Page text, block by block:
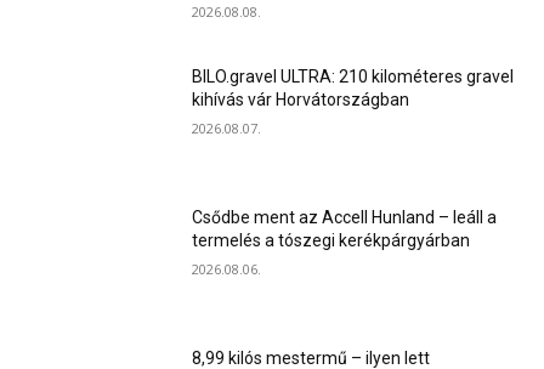
2026.08.08.
BILO.gravel ULTRA: 210 kilométeres gravel
kihívás vár Horvátországban
2026.08.07.
Csődbe ment az Accell Hunland – leáll a
termelés a tószegi kerékpárgyárban
2026.08.06.
8,99 kilós mestermű – ilyen lett